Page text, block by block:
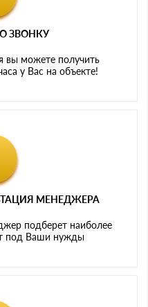
ЗВОНКУ
вы можете получить
у Вас на объекте!
МЕНЕДЖЕРА
подберет наиболее
под Ваши нужды